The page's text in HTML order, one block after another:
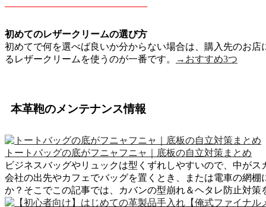
初めてのレザークリームの選び方
初めてで何を選べば良いか分からない場合は、購入先のお
るレザークリームを使うのが一番です。
→おすすめ3つ
本革鞄のメンテナンス情報
トートバッグの底がフニャフニャ｜底板の自立対策まとめ
ビジネスバッグやリュックは型くずれしやすいので、中が
会社の出先やカフェでバッグを置くとき、または電車の網
か？そこでこの記事では、カバンの型崩れ＆ヘタレ防止対策